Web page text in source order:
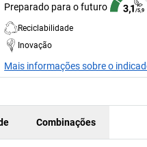
Preparado para o futuro
Reciclabilidade
Inovação
Mais informações sobre o
Combinações